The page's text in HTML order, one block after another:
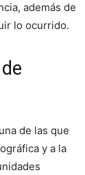
además de
lo ocurrido.
de las que
y a la